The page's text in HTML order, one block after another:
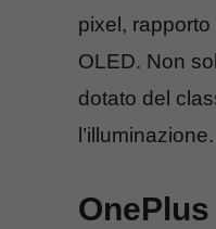
pixel,
OLED. Non
dotato del
l’illuminazione.